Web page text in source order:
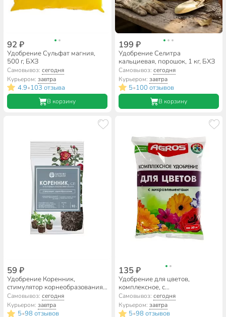
92 ₽
Удобрение Сульфат магния,
500 г, БХЗ
Самовывоз:сегодня
Курьером:завтра
4.9•103 отзыва
В корзину
199 ₽
Удобрение Селитра
кальциевая, порошок, 1 кг, БХЗ
Самовывоз: сегодня
Курьером: завтра
5•100 отзывов
В корзину
59 ₽
Удобрение Коренник,
стимулятор корнеобразования,
минеральное, порошок, 10 г,
Щелково Агрохим
Самовывоз:сегодня
Курьером:завтра
5•98 отзывов
135 ₽
Удобрение для цветов,
комплексное, с
микроэлементами,
минеральное, 900 г, Agros
Самовывоз: сегодня
Курьером: завтра
5•98 отзывов